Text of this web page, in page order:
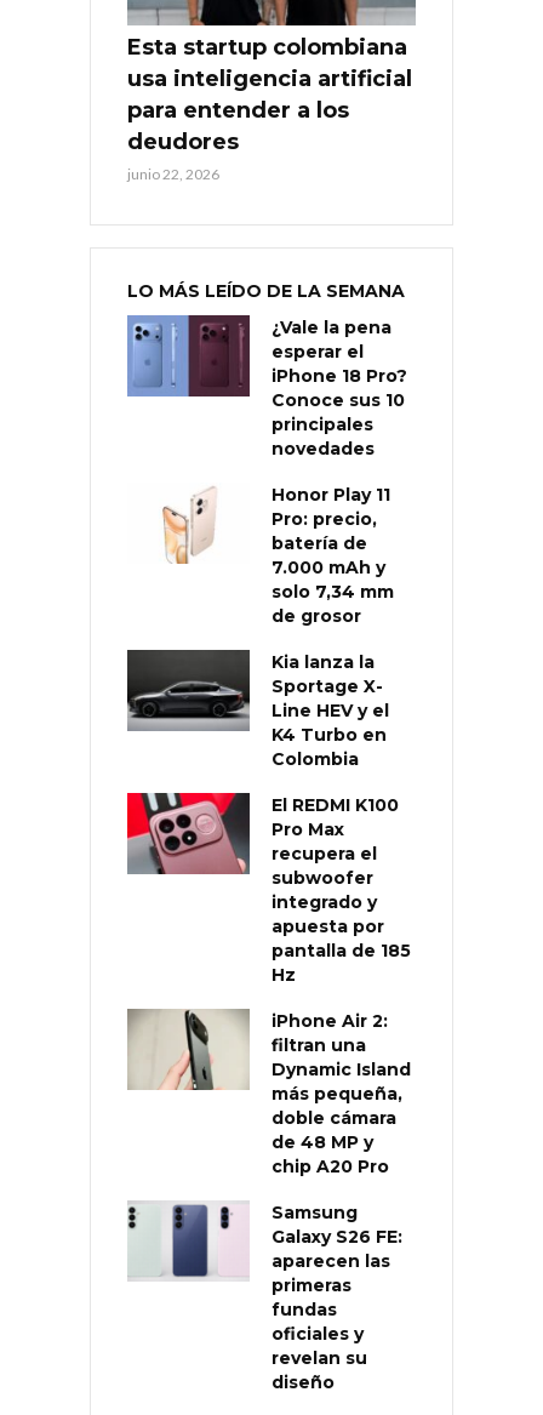
Esta startup colombiana
usa inteligencia artificial
para entender a los
deudores
junio 22, 2026
LO MÁS LEÍDO DE LA SEMANA
¿Vale la pena
esperar el
iPhone 18 Pro?
Conoce sus 10
principales
novedades
Honor Play 11
Pro: precio,
batería de
7.000 mAh y
solo 7,34 mm
de grosor
Kia lanza la
Sportage X-
Line HEV y el
K4 Turbo en
Colombia
El REDMI K100
Pro Max
recupera el
subwoofer
integrado y
apuesta por
pantalla de 185
Hz
iPhone Air 2:
filtran una
Dynamic Island
más pequeña,
doble cámara
de 48 MP y
chip A20 Pro
Samsung
Galaxy S26 FE:
aparecen las
primeras
fundas
oficiales y
revelan su
diseño